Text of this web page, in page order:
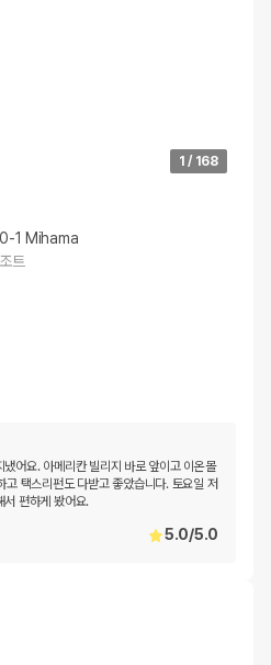
1 / 168
1 Mihama
트
어요. 아메리칸 빌리지 바로 앞이고 이온몰
택스리펀도 다받고 좋았습니다. 토요일 저
서 편하게 봤어요.
5.0/5.0